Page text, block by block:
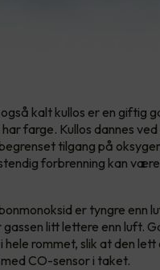
kalt kullos er en giftig
farge. Kullos dannes
tilgang på
forbrenning kan
er tyngre enn
litt lettere enn luft.
hele rommet, slik at den
CO-sensor i taket.